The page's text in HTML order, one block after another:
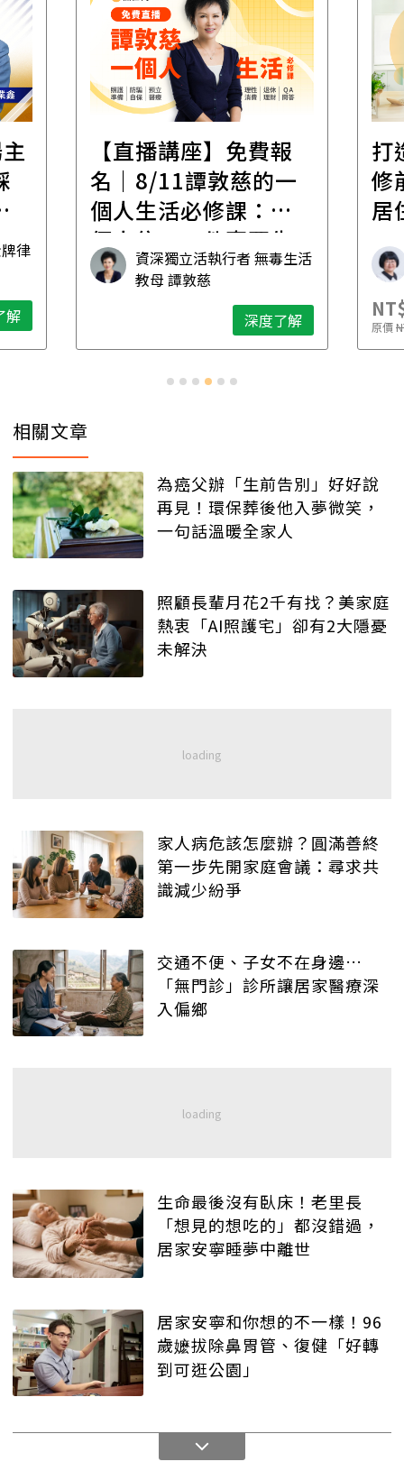
律
解
【直播講座】免費報
名｜8/11譚敦慈的一
個人生活必修課：一
個人住，五件事要先
想清楚！資深獨立活執行者 無毒生活
教母 譚敦慈
深度了解
打
修
居
原價
相關文章
為癌父辦「生前告別」好好說
再見！環保葬後他入夢微笑，
一句話溫暖全家人
照顧長輩月花2千有找？美家庭
熱衷「AI照護宅」卻有2大隱憂
未解決
家人病危該怎麼辦？圓滿善終
第一步先開家庭會議：尋求共
識減少紛爭
交通不便、子女不在身邊…
「無門診」診所讓居家醫療深
入偏鄉
生命最後沒有臥床！老里長
「想見的想吃的」都沒錯過，
居家安寧睡夢中離世
居家安寧和你想的不一樣！96
歲嬷拔除鼻胃管、復健「好轉
到可逛公園」